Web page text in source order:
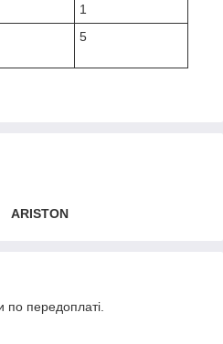
1
5
ARISTON
по передоплаті.